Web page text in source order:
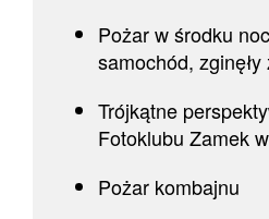
Pożar w środku
samochód, zginęły
Trójkątne
Fotoklubu Zamek
Pożar kombajnu